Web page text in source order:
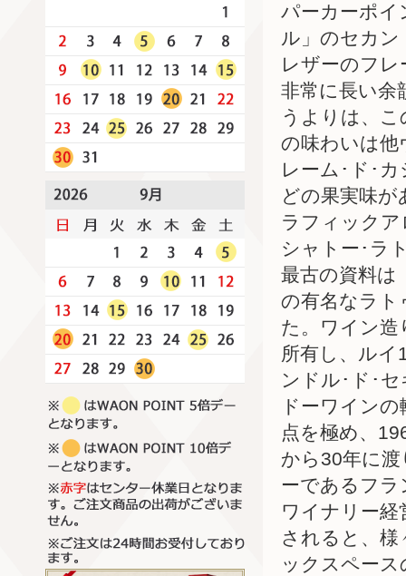
パーカーポイ
ル」のセカ
レザーのフ
非常に長い余
うよりは、
の味わいは他
レーム･ド･
どの果実味
ラフィック
シャトー･ラ
最古の資料は
の有名なラト
た。ワイン造
所有し、ル
ンドル･ド･
ドーワイン
点を極め、
から30年に
ーであるフ
ワイナリー
されると、様
ックスペー